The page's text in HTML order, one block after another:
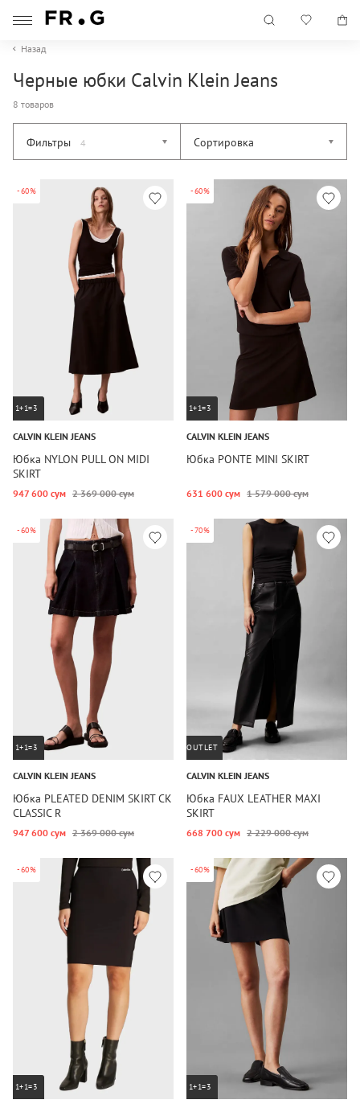
Назад
Черные юбки Calvin Klein Jeans
8 товаров
Фильтры 4 Сортировка
-60%
1+1=3
CALVIN KLEIN JEANS
Юбка NYLON PULL ON MIDI
SKIRT
947 600 сум 2 369 000 сум
-60%
1+1=3
CALVIN KLEIN JEANS
Юбка PONTE MINI SKIRT
631 600 сум 1 579 000 сум
-60%
1+1=3
CALVIN KLEIN JEANS
Юбка PLEATED DENIM SKIRT CK
CLASSIC R
947 600 сум 2 369 000 сум
-70%
OUTLET
CALVIN KLEIN JEANS
Юбка FAUX LEATHER MAXI
SKIRT
668 700 сум 2 229 000 сум
-60%
1+1=3
-60%
1+1=3